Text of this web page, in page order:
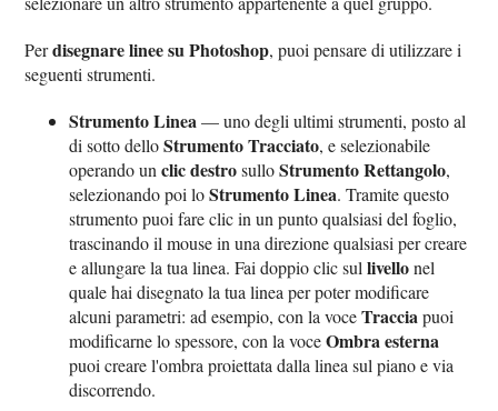
Perdisegnare linee su Photoshop, puoi pensare di utilizzare i
seguenti strumenti.
Strumento Linea— uno degli ultimi strumenti, posto al
di sotto delloStrumento Tracciato, e selezionabile
operando unclic destrosulloStrumento Rettangolo,
selezionando poi loStrumento Linea. Tramite questo
strumento puoi fare clic in un punto qualsiasi del foglio,
trascinando il mouse in una direzione qualsiasi per creare
e allungare la tua linea. Fai doppio clic sullivellonel
quale hai disegnato la tua linea per poter modificare
alcuni parametri: ad esempio, con la voceTracciapuoi
modificarne lo spessore, con la voceOmbra esterna
puoi creare l'ombra proiettata dalla linea sul piano e via
discorrendo.